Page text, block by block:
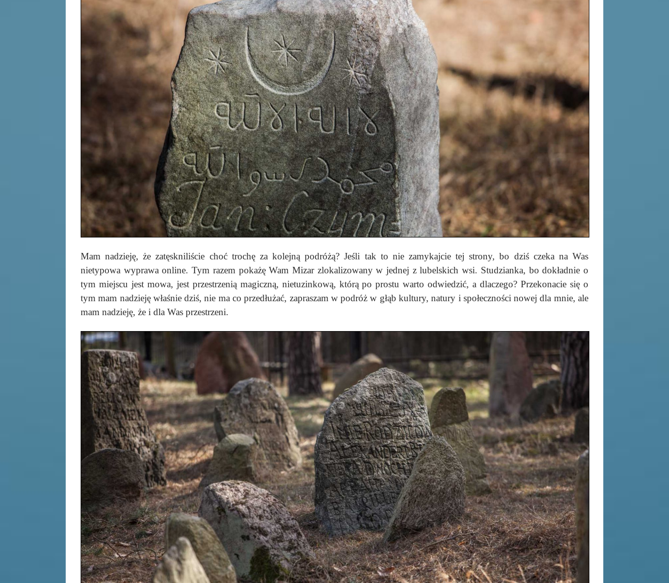
Mam nadzieję, że zatęskniliście choć trochę za kolejną podróżą? Jeśli tak to nie zamykajcie tej strony, bo dziś czeka na Was
nietypowa wyprawa online. Tym razem pokażę Wam Mizar zlokalizowany w jednej z lubelskich wsi. Studzianka, bo dokładnie o
tym miejscu jest mowa, jest przestrzenią magiczną, nietuzinkową, którą po prostu warto odwiedzić, a dlaczego? Przekonacie się o
tym mam nadzieję właśnie dziś, nie ma co przedłużać, zapraszam w podróż w głąb kultury, natury i społeczności nowej dla mnie, ale
mam nadzieję, że i dla Was przestrzeni.